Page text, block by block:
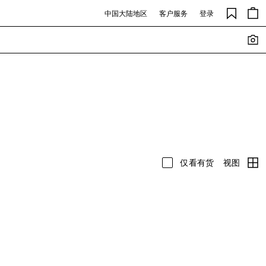
中国大陆地区 客户服务 登录
仅看有货 视图